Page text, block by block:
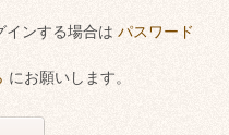
インする場合は パスワード
にお願いします。